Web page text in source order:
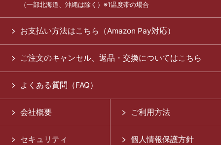
（一部北海道、沖縄は除く）※1温度帯の場合
お支払い方法はこちら（Amazon Pay対応）
ご注文のキャンセル、返品・交換についてはこちら
よくある質問（FAQ）
会社概要 ご利用方法
セキュリティ 個人情報保護方針